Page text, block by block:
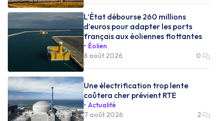
L’État débourse 260 millions
d’euros pour adapter les ports
français aux éoliennes flottantes
Éolien
8 août 2026
0
Une électrification trop lente
coûtera cher prévient RTE
Actualité
7 août 2026
2